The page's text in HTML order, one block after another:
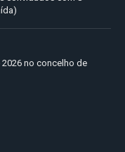
no concelho de